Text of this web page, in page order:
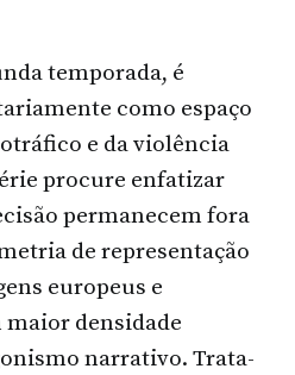
temporada, é
como espaço
e da violência
procure enfatizar
permanecem fora
de representação
europeus e
densidade
narrativo. Trata-